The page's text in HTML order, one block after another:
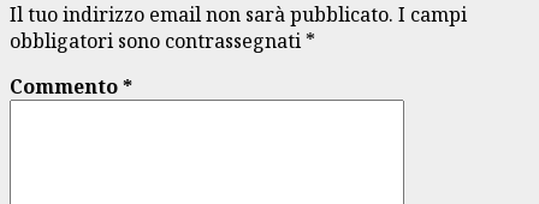
Il tuo indirizzo email non sarà pubblicato. I campi
obbligatori sono contrassegnati *
Commento*